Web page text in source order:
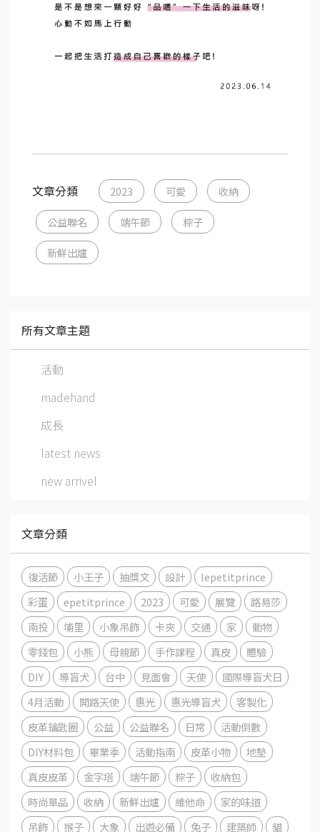
文章分類 2023 可愛 收納
公益聯名 端午節 粽子
新鮮出爐
所有文章主題
活動
madehand
成長
latest news
new arrivel
文章分類
復活節 小王子 抽獎文 設計
lepetitprince
彩蛋
epetitprince 2023 可愛 展覽
路易莎
南投
埔里 小象吊飾 卡夾 交通 家
動物
零錢包
小熊 母親節 手作課程 真皮
體驗
DIY
導盲犬 台中 見面會 天使
國際導盲犬日
4月活動
開路天使 惠光 惠光導盲犬
客製化
皮革鑰匙圈
公益 公益聯名 日常
活動倒數
DIY材料包
畢業季 活動指南 皮革小物
地墊
真皮皮革
金字塔 端午節 粽子
收納包
時尚單品
收納 新鮮出爐 維他命
家的味道
吊飾
猴子 大象 出遊必備 兔子 建築師
貓